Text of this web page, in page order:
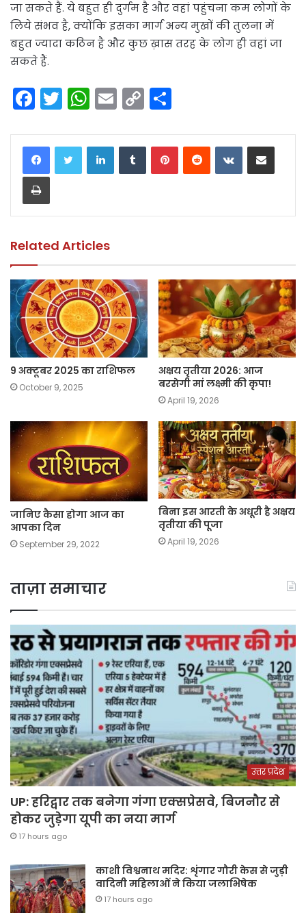
जा सकते हैं. ये बहुत ही दुर्गम है और वहां पहुंचना कम लोगों के
लिये संभव है, क्योंकि इसका मार्ग अन्य मुखों की तुलना में
बहुत ज्यादा कठिन है और कुछ ख़ास तरह के लोग ही वहां जा
सकते हैं.
F
c
e
b
o
k
T
itt
er
W
a
ts
p
E
ai
l
C
p
y
n
ar
e
LinkedInTumblrPinterestReddit VKontakteShare via Email
Print
Related Articles
9 अक्टूबर 2025 का राशिफल
October 9, 2025
अक्षय तृतीया 2026: आज
बरसेगी मां लक्ष्मी की कृपा!
April 19, 2026
जानिए कैसा होगा आज का
आपका दिन
September 29, 2022
बिना इस आरती के अधूरी है अक्षय
तृतीया की पूजा
April 19, 2026
ताज़ा समाचार
उत्तर प्रदेश
UP: हरिद्वार तक बनेगा गंगा एक्सप्रेसवे, बिजनौर से
होकर जुड़ेगा यूपी का नया मार्ग
17 hours ago
काशी विश्वनाथ मदिर: शृंगार गौरी केस से जुड़ी
वादिनी महिलाओं ने किया जलाभिषेक
17 hours ago